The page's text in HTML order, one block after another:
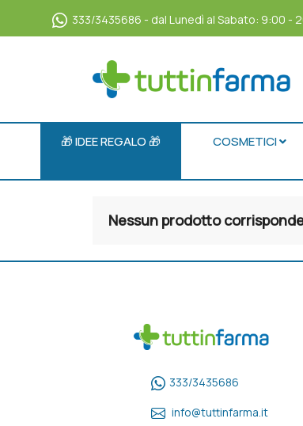
333/3435686 - dal Lunedì al Sabato: 9:00 -
🎁 IDEE REGALO 🎁 COSMETICI
Nessun prodotto
333/3435686
info@tuttinfarma.it